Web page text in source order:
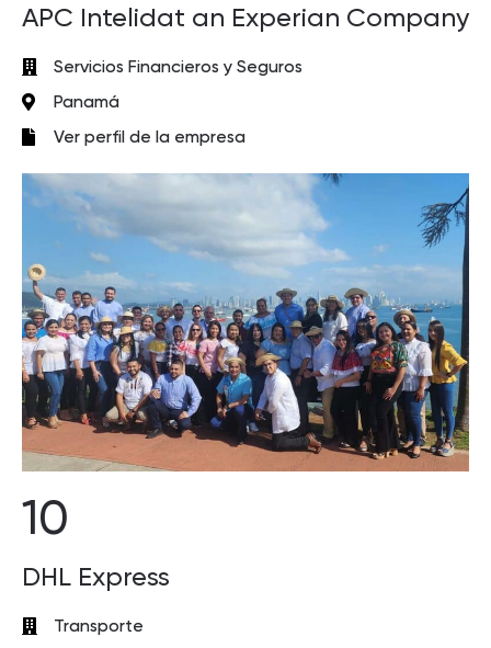
APC Intelidat an Experian Company
Servicios Financieros y Seguros
Panamá
Ver perfil de la empresa
10
DHL Express
Transporte